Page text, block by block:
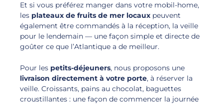
Et si vous préférez manger dans votre mobil-home,
les plateaux de fruits de mer locaux peuvent
également être commandés à la réception, la veille
pour le lendemain — une façon simple et directe de
goûter ce que l’Atlantique a de meilleur.
Pour les petits-déjeuners, nous proposons une
livraison directement à votre porte, à réserver la
veille. Croissants, pains au chocolat, baguettes
croustillantes : une façon de commencer la journée